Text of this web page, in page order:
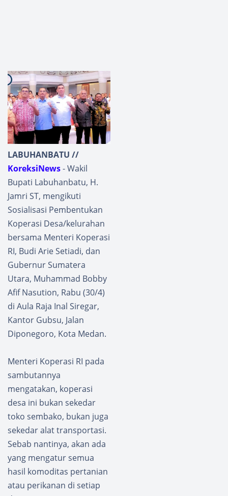
LABUHANBATU //
KoreksiNews- Wakil
Bupati Labuhanbatu, H.
Jamri ST, mengikuti
Sosialisasi Pembentukan
Koperasi Desa/kelurahan
bersama Menteri Koperasi
RI, Budi Arie Setiadi, dan
Gubernur Sumatera
Utara, Muhammad Bobby
Afif Nasution, Rabu (30/4)
di Aula Raja Inal Siregar,
Kantor Gubsu, Jalan
Diponegoro, Kota Medan.
Menteri Koperasi RI pada
sambutannya
mengatakan, koperasi
desa ini bukan sekedar
toko sembako, bukan juga
sekedar alat transportasi.
Sebab nantinya, akan ada
yang mengatur semua
hasil komoditas pertanian
atau perikanan di setiap